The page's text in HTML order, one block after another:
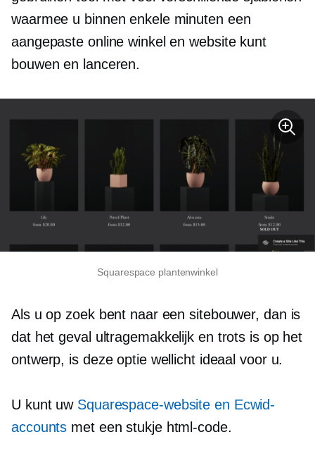
waarmee u binnen enkele minuten een
aangepaste online winkel en website kunt
bouwen en lanceren.
Squarespace plantenwinkel
Als u op zoek bent naar een sitebouwer, dan is
dat het geval ultragemakkelijk en trots is op het
ontwerp, is deze optie wellicht ideaal voor u.
U kunt uw Squarespace-website en Ecwid-
accounts met een stukje html-code.